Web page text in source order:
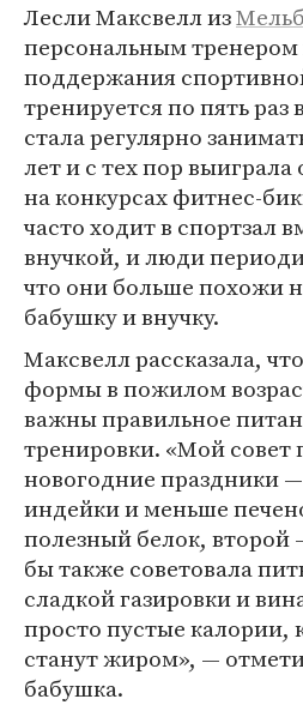
Лесли Максвелл из
персональным тренером
поддержания
тренируется по пять
стала регулярно
лет и с тех пор выиграла
на конкурсах фитнес-
часто ходит в спортзал
внучкой, и люди
что они больше похожи
бабушку и внучку.
Максвелл рассказала,
формы в пожилом
важны правильное
тренировки. «Мой совет
новогодние праздники
индейки и меньше
полезный белок, второй
бы также советовала
сладкой газировки и
просто пустые калории,
станут жиром», —
бабушка.